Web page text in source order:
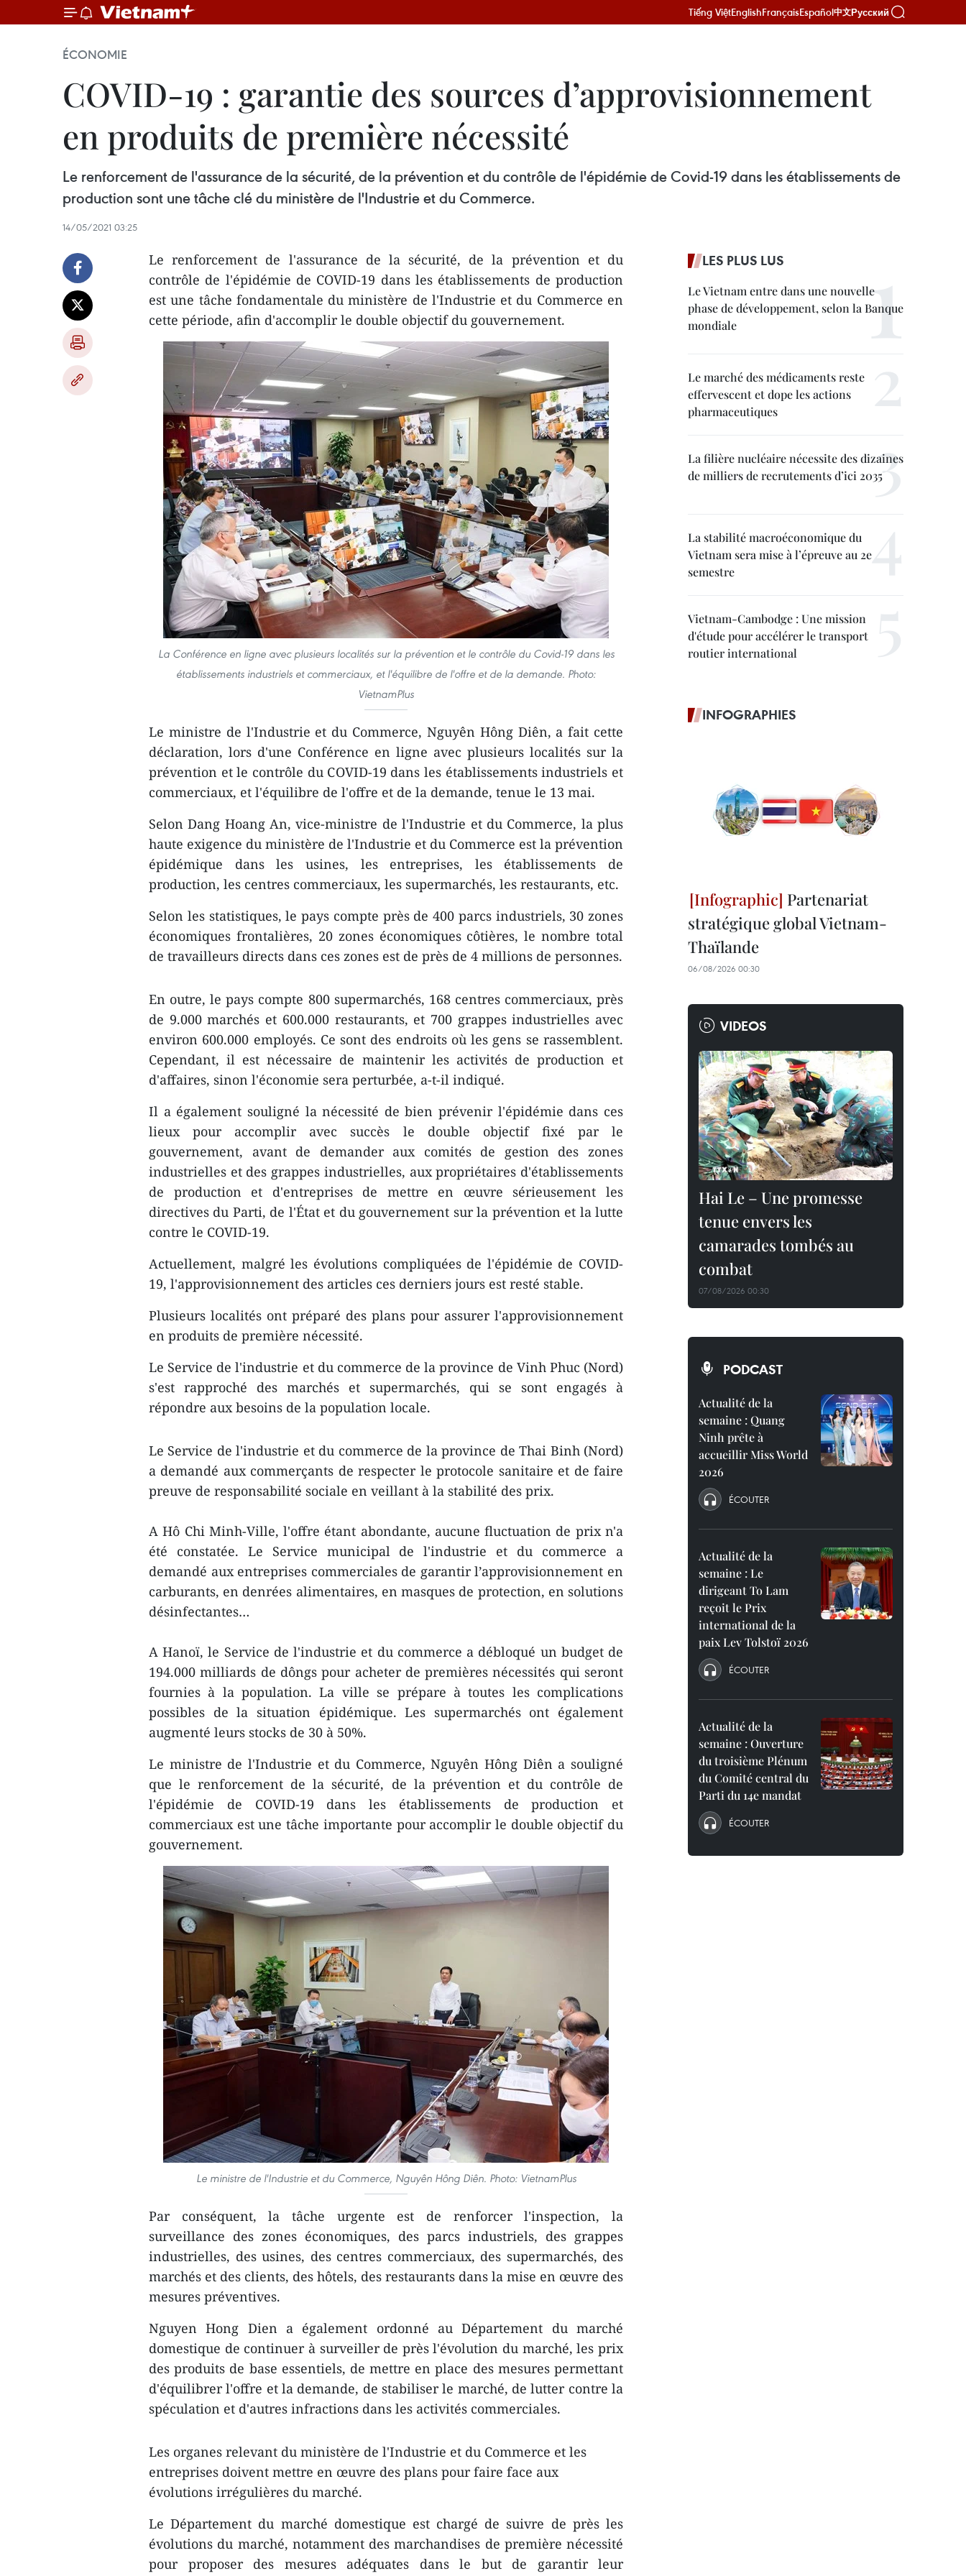
Tiếng ViệtEnglishFrançaisEspañol中文Русский
ÉCONOMIE
COVID-19 : garantie des sources d’approvisionnement
en produits de première nécessité
Le renforcement de l'assurance de la sécurité, de la prévention et du contrôle de l'épidémie de Covid-19 dans les établissements de
production sont une tâche clé du ministère de l'Industrie et du Commerce.
14/05/2021 03:25
Le renforcement de l'assurance de la sécurité, de la prévention et du
contrôle de l'épidémie de COVID-19 dans les établissements de production
est une tâche fondamentale du ministère de l'Industrie et du Commerce en
cette période, afin d'accomplir le double objectif du gouvernement.
La Conférence en ligne avec plusieurs localités sur la prévention et le contrôle du Covid-19 dans les
établissements industriels et commerciaux, et l'équilibre de l'offre et de la demande. Photo:
VietnamPlus
Le ministre de l'Industrie et du Commerce, Nguyên Hông Diên, a fait cette
déclaration, lors d'une Conférence en ligne avec plusieurs localités sur la
prévention et le contrôle du COVID-19 dans les établissements industriels et
commerciaux, et l'équilibre de l'offre et de la demande, tenue le 13 mai.
Selon Dang Hoang An, vice-ministre de l'Industrie et du Commerce, la plus
haute exigence du ministère de l'Industrie et du Commerce est la prévention
épidémique dans les usines, les entreprises, les établissements de
production, les centres commerciaux, les supermarchés, les restaurants, etc.
Selon les statistiques, le pays compte près de 400 parcs industriels, 30 zones
économiques frontalières, 20 zones économiques côtières, le nombre total
de travailleurs directs dans ces zones est de près de 4 millions de personnes.
En outre, le pays compte 800 supermarchés, 168 centres commerciaux, près
de 9.000 marchés et 600.000 restaurants, et 700 grappes industrielles avec
environ 600.000 employés. Ce sont des endroits où les gens se rassemblent.
Cependant, il est nécessaire de maintenir les activités de production et
d'affaires, sinon l'économie sera perturbée, a-t-il indiqué.
Il a également souligné la nécessité de bien prévenir l'épidémie dans ces
lieux pour accomplir avec succès le double objectif fixé par le
gouvernement, avant de demander aux comités de gestion des zones
industrielles et des grappes industrielles, aux propriétaires d'établissements
de production et d'entreprises de mettre en œuvre sérieusement les
directives du Parti, de l'État et du gouvernement sur la prévention et la lutte
contre le COVID-19.
Actuellement, malgré les évolutions compliquées de l'épidémie de COVID-
19, l'approvisionnement des articles ces derniers jours est resté stable.
Plusieurs localités ont préparé des plans pour assurer l'approvisionnement
en produits de première nécessité.
Le Service de l'industrie et du commerce de la province de Vinh Phuc (Nord)
s'est rapproché des marchés et supermarchés, qui se sont engagés à
répondre aux besoins de la population locale.
Le Service de l'industrie et du commerce de la province de Thai Binh (Nord)
a demandé aux commerçants de respecter le protocole sanitaire et de faire
preuve de responsabilité sociale en veillant à la stabilité des prix.
A Hô Chi Minh-Ville, l'offre étant abondante, aucune fluctuation de prix n'a
été constatée. Le Service municipal de l'industrie et du commerce a
demandé aux entreprises commerciales de garantir l’approvisionnement en
carburants, en denrées alimentaires, en masques de protection, en solutions
désinfectantes…
A Hanoï, le Service de l'industrie et du commerce a débloqué un budget de
194.000 milliards de dôngs pour acheter de premières nécessités qui seront
fournies à la population. La ville se prépare à toutes les complications
possibles de la situation épidémique. Les supermarchés ont également
augmenté leurs stocks de 30 à 50%.
Le ministre de l'Industrie et du Commerce, Nguyên Hông Diên a souligné
que le renforcement de la sécurité, de la prévention et du contrôle de
l'épidémie de COVID-19 dans les établissements de production et
commerciaux est une tâche importante pour accomplir le double objectif du
gouvernement.
Le ministre de l'Industrie et du Commerce, Nguyên Hông Diên. Photo: VietnamPlus
Par conséquent, la tâche urgente est de renforcer l'inspection, la
surveillance des zones économiques, des parcs industriels, des grappes
industrielles, des usines, des centres commerciaux, des supermarchés, des
marchés et des clients, des hôtels, des restaurants dans la mise en œuvre des
mesures préventives.
Nguyen Hong Dien a également ordonné au Département du marché
domestique de continuer à surveiller de près l'évolution du marché, les prix
des produits de base essentiels, de mettre en place des mesures permettant
d'équilibrer l'offre et la demande, de stabiliser le marché, de lutter contre la
spéculation et d'autres infractions dans les activités commerciales.
Les organes relevant du ministère de l'Industrie et du Commerce et les
entreprises doivent mettre en œuvre des plans pour faire face aux
évolutions irrégulières du marché.
Le Département du marché domestique est chargé de suivre de près les
évolutions du marché, notamment des marchandises de première nécessité
pour proposer des mesures adéquates dans le but de garantir leur
LES PLUS LUS
Le Vietnam entre dans une nouvelle
phase de développement, selon la Banque
mondiale
Le marché des médicaments reste
effervescent et dope les actions
pharmaceutiques
La filière nucléaire nécessite des dizaines
de milliers de recrutements d’ici 2035
La stabilité macroéconomique du
Vietnam sera mise à l’épreuve au 2e
semestre
Vietnam-Cambodge : Une mission
d'étude pour accélérer le transport
routier international
INFOGRAPHIES
Partenariat
stratégique global Vietnam-
Thaïlande
06/08/2026 00:30
VIDEOS
Hai Le – Une promesse
tenue envers les
camarades tombés au
combat
07/08/2026 00:30
PODCAST
Actualité de la
semaine : Quang
Ninh prête à
accueillir Miss World
2026
ÉCOUTER
Actualité de la
semaine : Le
dirigeant To Lam
reçoit le Prix
international de la
paix Lev Tolstoï 2026
ÉCOUTER
Actualité de la
semaine : Ouverture
du troisième Plénum
du Comité central du
Parti du 14e mandat
ÉCOUTER